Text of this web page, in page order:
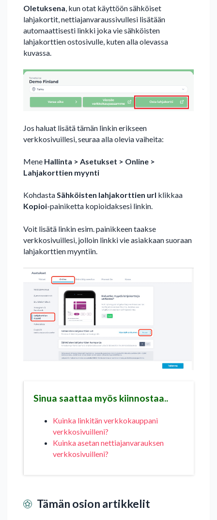
Oletuksena, kun otat käyttöön sähköiset
lahjakortit, nettiajanvaraussivullesi lisätään
automaattisesti linkki joka vie sähköisten
lahjakorttien ostosivulle, kuten alla olevassa
kuvassa.
Jos haluat lisätä tämän linkin erikseen
verkkosivuillesi, seuraa alla olevia vaiheita:
Mene Hallinta > Asetukset > Online >
Lahjakorttien myynti
KohdastaSähköisten lahjakorttien url klikkaa
Kopioi-painiketta kopioidaksesi linkin.
Voit lisätä linkin esim. painikkeen taakse
verkkosivuillesi, jolloin linkki vie asiakkaan suoraan
lahjakorttien myyntiin.
Sinua saattaa myös kiinnostaa..
Kuinka linkitän verkkokauppani
verkkosivuilleni?
Kuinka asetan nettiajanvarauksen
verkkosivuilleni?
Tämän osion artikkelit